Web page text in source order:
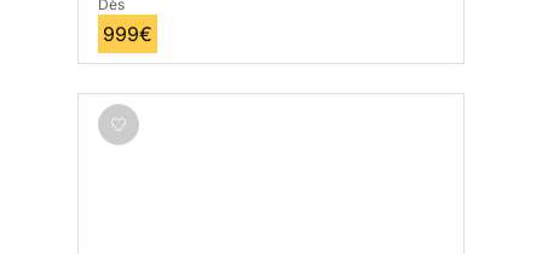
Dès
999€